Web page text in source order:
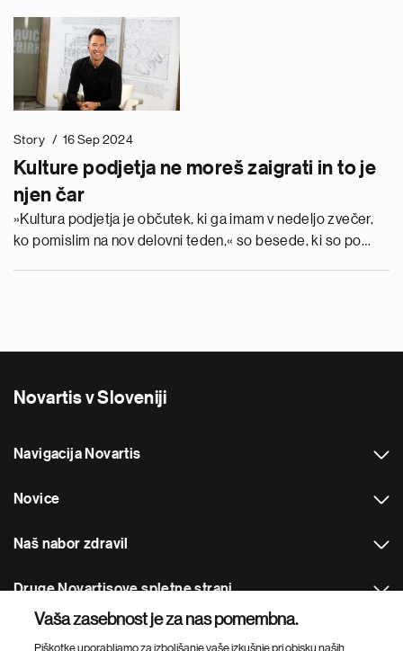
Story 16 Sep 2024
Kulture podjetja ne moreš zaigrati in to je
njen čar
»Kultura podjetja je občutek, ki ga imam v nedeljo zvečer,
ko pomislim na nov delovni teden,« so besede, ki so po
osebe z invalidnostmi in interesne skupine zaposlenih.
Novartis v Sloveniji
Navigacija Novartis
Novice
Naš nabor zdravil
Druge Novartisove spletne strani
Footer Site Search
Vaša zasebnost je za nas pomembna.
Piškotke uporabljamo za izboljšanje vaše izkušnje pri obisku naših